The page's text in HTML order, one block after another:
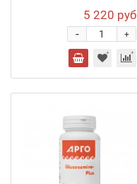
5 220 руб
+
-